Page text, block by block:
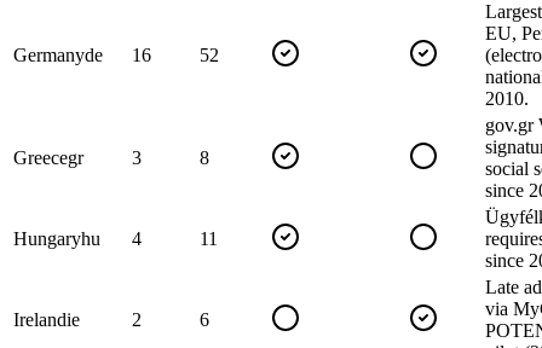
Germanyde 16 52
EU,
2010.
Greecegr 3 8
gov.gr
social
since
Hungaryhu 4 11
since
Irelandie 2 6
Late
via